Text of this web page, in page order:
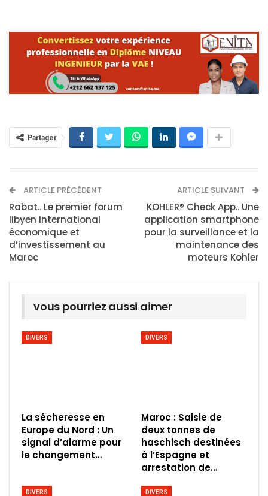
Partager
ARTICLE PRÉCÉDENT
Rabat.. Le premier forum
libyen international
économique et
d’investissement au
Maroc
ARTICLE SUIVANT
KOHLER® Check App.. Une
application smartphone
pour la surveillance et la
maintenance des
moteurs Kohler
vous pourriez aussi aimer
DIVERS
La sécheresse en
Europe du Nord : Un
signal d’alarme pour
le changement…
DIVERS
Maroc : Saisie de
deux tonnes de
haschisch destinées
à l’Espagne et
arrestation de…
DIVERS DIVERS